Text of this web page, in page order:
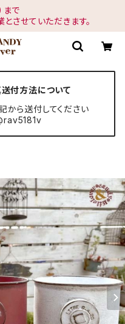
まで
させていただきます。
付方法について
から送付してください